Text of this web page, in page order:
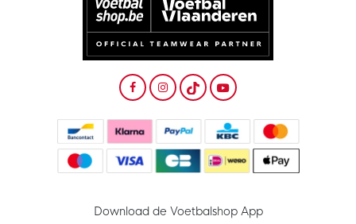
Download de Voetbalshop App